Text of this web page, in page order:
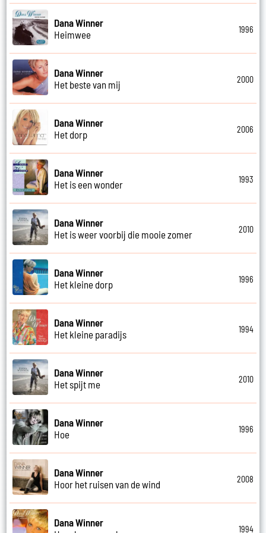
Dana Winner
Heimwee
1996
Dana Winner
Het beste van mij
2000
Dana Winner
Het dorp
2006
Dana Winner
Het is een wonder
1993
Dana Winner
Het is weer voorbij die mooie zomer
2010
Dana Winner
Het kleine dorp
1996
Dana Winner
Het kleine paradijs
1994
Dana Winner
Het spijt me
2010
Dana Winner
Hoe
1996
Dana Winner
Hoor het ruisen van de wind
2008
Dana Winner
1994